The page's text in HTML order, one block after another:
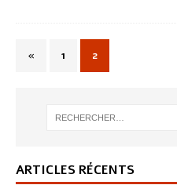
« 1 2
ARTICLES RÉCENTS